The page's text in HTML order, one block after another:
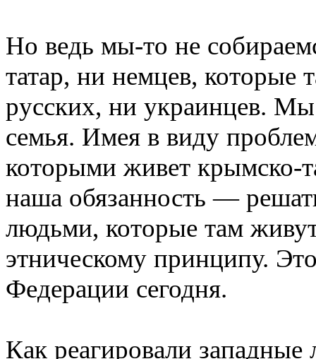
Но ведь мы-то не
татар, ни немцев, которые
русских, ни украинцев.
семья. Имея в виду
которыми живет крымско-
наша обязанность —
людьми, которые там
этническому принципу.
Федерации сегодня.
Как реагировали западные